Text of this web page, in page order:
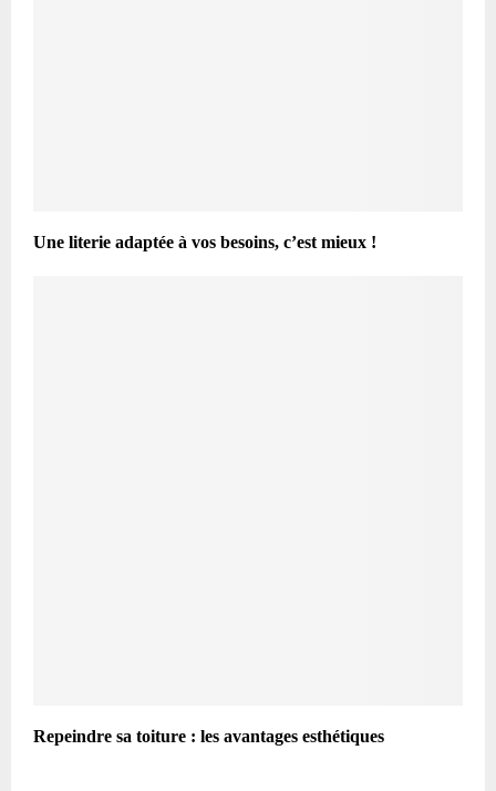
Une literie adaptée à vos besoins, c’est mieux !
Repeindre sa toiture : les avantages esthétiques